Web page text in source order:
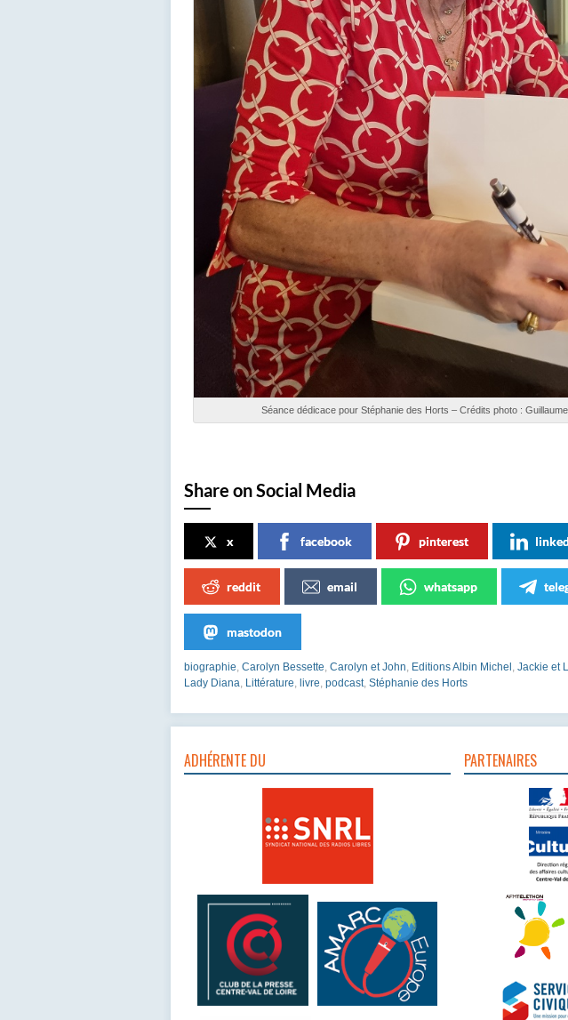
Séance dédicace pour Stéphanie des Horts – Crédits photo :
Share on Social Media
x facebook pinterest
reddit email whatsapp
mastodon
biographie Carolyn Bessette Carolyn et John Editions Albin Michel Jackie et
Lady Diana Littérature livre podcast, Stéphanie des Horts
ADHÉRENTE DU PARTENAIRES